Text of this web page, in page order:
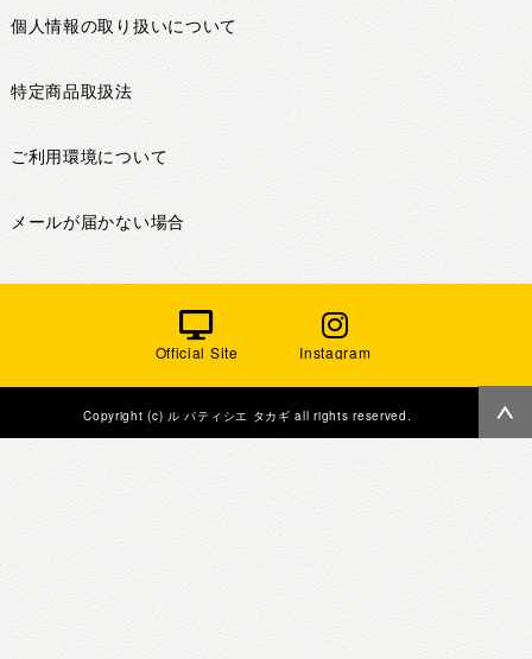
個人情報の取り扱いについて
特定商品取扱法
ご利用環境について
メールが届かない場合
Official Site Instagram
Copyright (c) ル パティシエ タカギ all rights reserved.